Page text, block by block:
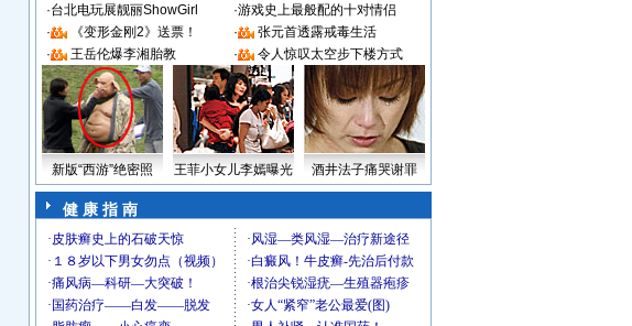
·台北电玩展靓丽ShowGirl ·游戏史上最般配的十对情侣
·
《变形金刚2》送票！ ·
张元首透露戒毒生活
·
王岳伦爆李湘胎教 · 令人惊叹太空步下楼方式
新版“西游”绝密照 王菲小女儿李嫣曝光 酒井法子痛哭谢罪
健 康 指 南